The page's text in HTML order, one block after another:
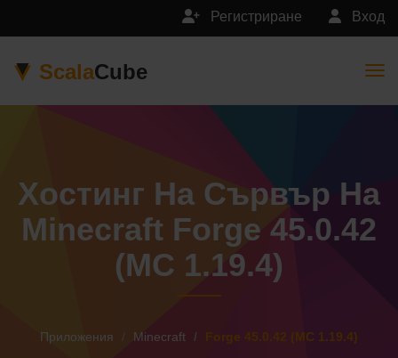
Вход
Регистриране
ScalaCube
Хостинг На Сървър На
Minecraft Forge 45.0.42
(MC 1.19.4)
Приложения Minecraft Forge 45.0.42 (MC 1.19.4)